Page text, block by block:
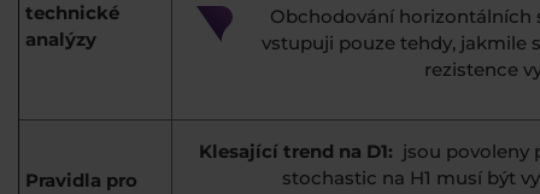
technické
analýzy
Obchodování horizontálních
vstupuji pouze tehdy, jakmile
rezistence
Pravidla pro
Klesající trend na D1: jsou povoleny
stochastic na H1 musí být